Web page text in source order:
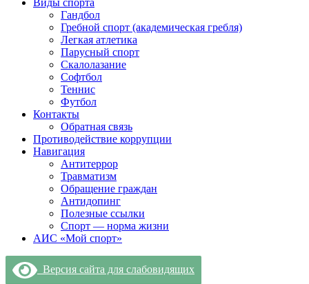
Виды спорта
Гандбол
Гребной спорт (академическая гребля)
Легкая атлетика
Парусный спорт
Скалолазание
Софтбол
Теннис
Футбол
Контакты
Обратная связь
Противодействие коррупции
Навигация
Антитеррор
Травматизм
Обращение граждан
Антидопинг
Полезные ссылки
Спорт — норма жизни
АИС «Мой спорт»
Версия сайта для слабовидящих